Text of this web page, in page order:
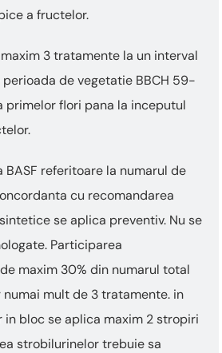
a fructelor.
3 tratamente la un interval
de vegetatie BBCH 59-
primelor flori pana la inceputul
BASF referitoare la numarul de
cu recomandarea
se aplica preventiv. Nu se
Participarea
maxim 30% din numarul total
mult de 3 tratamente. in
bloc se aplica maxim 2 stropiri
strobilurinelor trebuie sa